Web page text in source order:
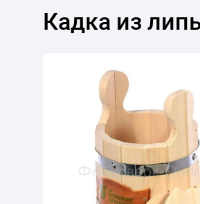
Кадка из